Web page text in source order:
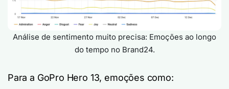
Análise de sentimento muito precisa: Emoções ao longo
do tempo no Brand24.
Para a GoPro Hero 13, emoções como: